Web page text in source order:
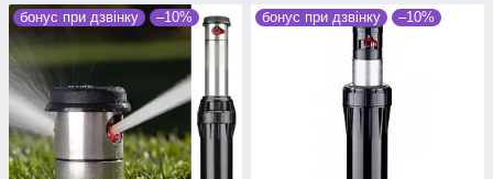
бонус при дзвінку –10% бонус при дзвінку –10%